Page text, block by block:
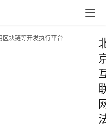
块链等开发执行平台